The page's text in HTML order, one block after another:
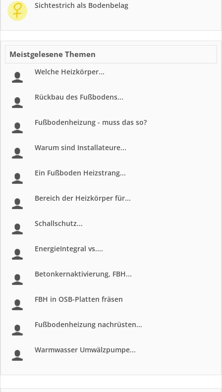
Sichtestrich als Bodenbelag
Meistgelesene Themen
Welche Heizkörper...
Rückbau des Fußbodens...
Fußbodenheizung - muss das so?
Warum sind Installateure...
Ein Fußboden Heizstrang...
Bereich der Heizkörper für...
Schallschutz...
EnergieIntegral vs....
Betonkernaktivierung, FBH...
FBH in OSB-Platten fräsen
Fußbodenheizung nachrüsten...
Warmwasser Umwälzpumpe...